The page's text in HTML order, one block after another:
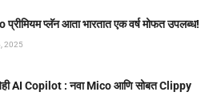
प्लॅन आता भारतात एक वर्ष मोफत उपलब्ध!
2025
AI Copilot : नवा Mico आणि सोबत Clippy